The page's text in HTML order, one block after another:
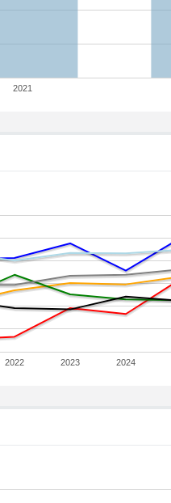
2021
2022 2023 2024